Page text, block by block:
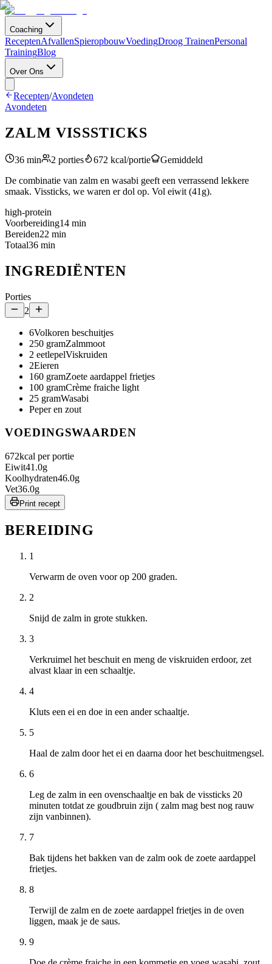
Coaching
ReceptenAfvallenSpieropbouwVoedingDroog TrainenPersonal
TrainingBlog
Over Ons
Recepten/Avondeten
Avondeten
ZALM VISSSTICKS
36 min 2 porties 672 kcal/portie
Gemiddeld
De combinatie van zalm en wasabi geeft een verrassend lekkere
smaak. Vissticks, we waren er dol op. Vol eiwit (41g).
high-protein
Voorbereiding14 min
Bereiden22 min
Totaal36 min
INGREDIËNTEN
Porties
2
6Volkoren beschuitjes
250 gramZalmmoot
2 eetlepelViskruiden
2Eieren
160 gramZoete aardappel frietjes
100 gramCrème fraiche light
25 gramWasabi
Peper en zout
VOEDINGSWAARDEN
672kcal per portie
Eiwit41.0g
Koolhydraten46.0g
Vet36.0g
Print recept
BEREIDING
1
Verwarm de oven voor op 200 graden.
2
Snijd de zalm in grote stukken.
3
Verkruimel het beschuit en meng de viskruiden erdoor, zet
alvast klaar in een schaaltje.
4
Kluts een ei en doe in een ander schaaltje.
5
Haal de zalm door het ei en daarna door het beschuitmengsel.
6
Leg de zalm in een ovenschaaltje en bak de vissticks 20
minuten totdat ze goudbruin zijn ( zalm mag best nog rauw
zijn vanbinnen).
7
Bak tijdens het bakken van de zalm ook de zoete aardappel
frietjes.
8
Terwijl de zalm en de zoete aardappel frietjes in de oven
liggen, maak je de saus.
9